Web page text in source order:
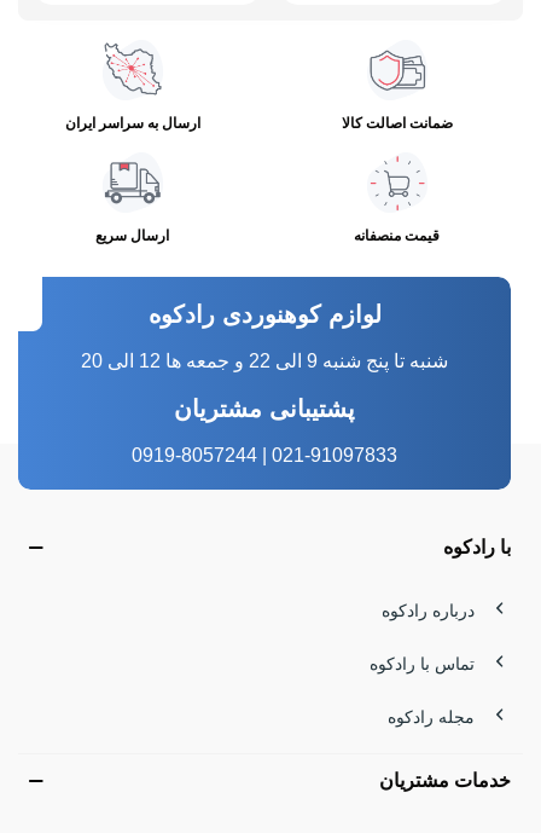
ضمانت اصالت کالا ارسال به سراسر ایران
قیمت منصفانه ارسال سریع
لوازم کوهنوردی رادکوه
شنبه تا پنج شنبه 9 الی 22 و جمعه ها 12 الی 20
پشتیبانی مشتریان
021-91097833 | 0919-8057244
با رادکوه
درباره رادکوه
تماس با رادکوه
مجله رادکوه
خدمات مشتریان